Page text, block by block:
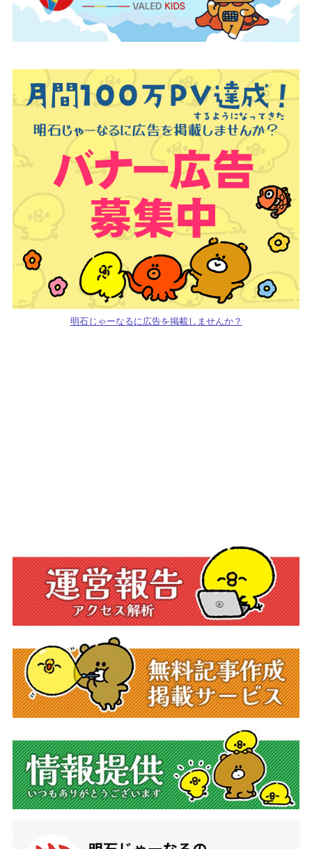
明石じゃーなるに広告を掲載しませんか？